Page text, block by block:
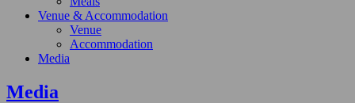
Venue & Accommodation
Venue
Accommodation
Media
Media